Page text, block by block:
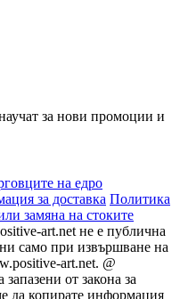
за нови промоции и
на едро
за доставка Политика
замяна на стоките
art.net не е публична
само при извършване на
art.net. @
от закона за
да копирате информация